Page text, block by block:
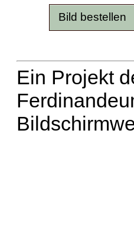
Ein Projekt